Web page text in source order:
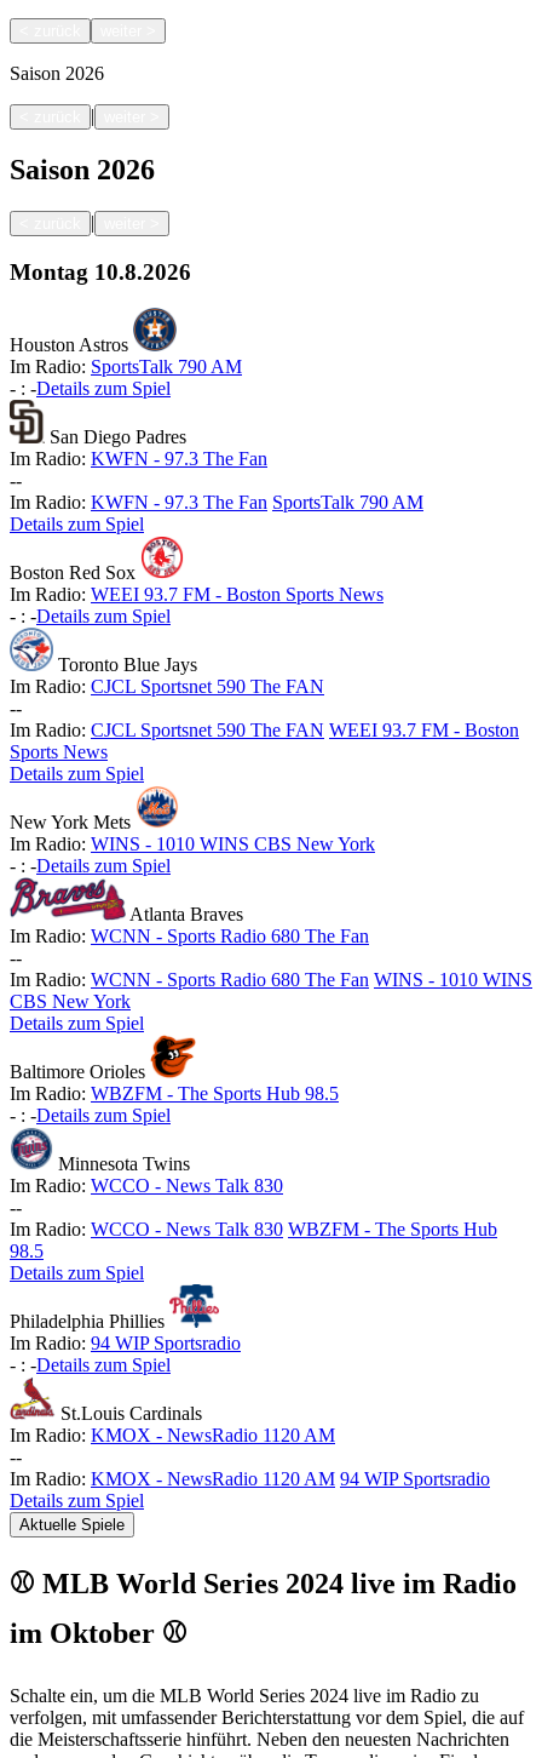
Saison 2026
|
Saison 2026
|
Montag 10.8.2026
Houston Astros
Im Radio: SportsTalk 790 AM
- : -Details zum Spiel
San Diego Padres
Im Radio: KWFN - 97.3 The Fan
--
Im Radio: KWFN - 97.3 The Fan SportsTalk 790 AM
Details zum Spiel
Boston Red Sox
Im Radio: WEEI 93.7 FM - Boston Sports News
- : -Details zum Spiel
Toronto Blue Jays
Im Radio: CJCL Sportsnet 590 The FAN
--
Im Radio: CJCL Sportsnet 590 The FAN WEEI 93.7 FM - Boston
Sports News
Details zum Spiel
New York Mets
Im Radio: WINS - 1010 WINS CBS New York
- : -Details zum Spiel
Atlanta Braves
Im Radio: WCNN - Sports Radio 680 The Fan
--
Im Radio: WCNN - Sports Radio 680 The Fan WINS - 1010 WINS
CBS New York
Details zum Spiel
Baltimore Orioles
Im Radio: WBZFM - The Sports Hub 98.5
- : -Details zum Spiel
Minnesota Twins
Im Radio: WCCO - News Talk 830
--
Im Radio: WCCO - News Talk 830 WBZFM - The Sports Hub
98.5
Details zum Spiel
Philadelphia Phillies
Im Radio: 94 WIP Sportsradio
- : -Details zum Spiel
St.Louis Cardinals
Im Radio: KMOX - NewsRadio 1120 AM
--
Im Radio: KMOX - NewsRadio 1120 AM 94 WIP Sportsradio
Details zum Spiel
Aktuelle Spiele
⚾ MLB World Series 2024 live im Radio
im Oktober ⚾
Schalte ein, um die MLB World Series 2024 live im Radio zu
verfolgen, mit umfassender Berichterstattung vor dem Spiel, die auf
die Meisterschaftsserie hinführt. Neben den neuesten Nachrichten